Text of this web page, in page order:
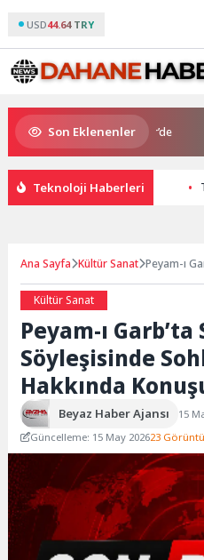
USD44.64 TRY
Son Eklenenler
gençleri İzmir’de
Teknoloji Haberleri
Ana Sayfa Kültür Sanat Peyam-ı
Kültür Sanat
Peyam-ı
Söyleşisinde
Hakkında
Beyaz Haber Ajansı
15
Güncelleme: 15 May 202623